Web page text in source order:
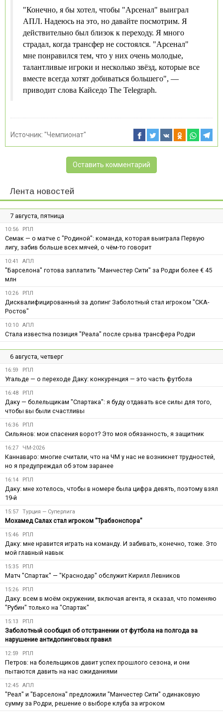
"Конечно, я бы хотел, чтобы "Арсенал" выиграл
АПЛ. Надеюсь на это, но давайте посмотрим. Я
действительно был близок к переходу. Я много
страдал, когда трансфер не состоялся. "Арсенал"
мне понравился тем, что у них очень молодые,
талантливые игроки и несколько звёзд, которые все
вместе всегда хотят добиваться большего", —
приводит слова Кайседо The Telegraph.
Источник: "Чемпионат"
Оставить комментарий
Лента новостей
7 августа, пятница
10:56 РПЛ
Семак — о матче с "Родиной": команда, которая выиграла Первую
лигу, забив больше всех мячей, о чём-то говорит
10:41 АПЛ
"Барселона" готова заплатить "Манчестер Сити" за Родри более € 45
млн
10:26 РПЛ
Дисквалифицированный за допинг Заболотный стал игроком "СКА-
Ростов"
10:10 АПЛ
Стала известна позиция "Реала" после срыва трансфера Родри
6 августа, четверг
16:59 РПЛ
Угальде — о переходе Даку: конкуренция — это часть футбола
16:48 РПЛ
Даку — болельщикам "Спартака": я буду отдавать все силы для того,
чтобы вы были счастливы
16:36 РПЛ
Сильянов: мои спасения ворот? Это моя обязанность, я защитник
16:27 ЧМ-2026
Каннаваро: многие считали, что на ЧМ у нас не возникнет трудностей,
но я предупреждал об этом заранее
16:14 РПЛ
Даку: мне хотелось, чтобы в номере была цифра девять, поэтому взял
19-й
15:57 Турция — Суперлига
Мохамед Салах стал игроком "Трабзонспора"
15:46 РПЛ
Даку: мне нравится играть на команду. И забивать, конечно, тоже. Это
мой главный навык
15:35 РПЛ
Матч "Спартак" — "Краснодар" обслужит Кирилл Левников
15:26 РПЛ
Даку: всем в моём окружении, включая агента, я сказал, что поменяю
"Рубин" только на "Спартак"
15:13 РПЛ
Заболотный сообщил об отстранении от футбола на полгода за
нарушение антидопинговых правил
12:59 РПЛ
Петров: на болельщиков давит успех прошлого сезона, и они
пытаются давить на нас ожиданиями
12:45 АПЛ
"Реал" и "Барселона" предложили "Манчестер Сити" одинаковую
сумму за Родри, решение о выборе клуба за игроком